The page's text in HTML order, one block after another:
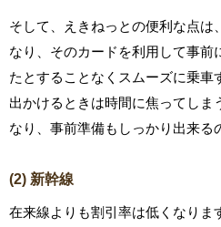
そして、えきねっとの便利な点は
なり、そのカードを利用して事前
たとすることなくスムーズに乗車
出かけるときは時間に焦ってしま
なり、事前準備もしっかり出来る
(2) 新幹線
在来線よりも割引率は低くなりま